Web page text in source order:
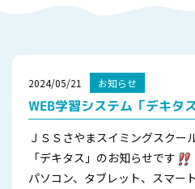
2024/05/21 お知らせ
WEB学習システム「デキタ
ＪＳＳさやまスイミングスクー
「デキタス」のお知らせです
パソコン、タブレット、スマー